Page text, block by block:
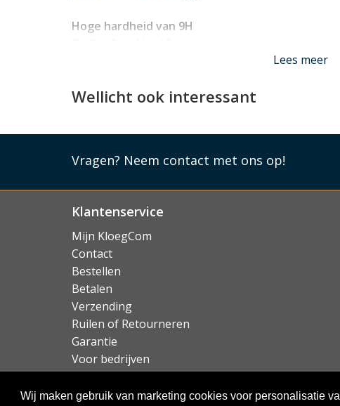
Wij maken gebruik van marketing cookies voor personalisatie
Hoge hardheid van 9H
van 9H. Dit betekent dat het geharde glasLees meer
Wellicht ook interessant
Vragen? Neem contact met ons op!
Klantenservice
Mijn KloegCom
Contact
Bestellen
Betalen
Verzending
Ruilen of Retourneren
Garantie
Voor bedrijven
Over KloegCom.nl